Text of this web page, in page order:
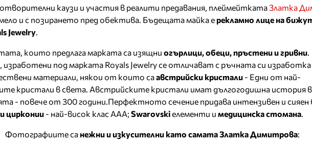
каузи и участия в реалити предавания, плеймейткатаЗлатка
и с позирането пред обектива. Бъдещата майка е рекламно лице на
Jewelry
които предлага марката са изящни огърлици, обеци, пръстени и гривни
под марката Royals Jewelry се отличават с ръчната си изработка
материали, някои от които саавстрийски кристали - Едни от най-
кристали в света. Австрийските кристали имат дългогодишна история в
- повече от 300 години.Перфектното сечение придава интензивен и сияен
цирконии - най-висок клас ААА; Swarovskiелементи и медицинска стомана
Фотографиите са нежни и изкусителни като самата Златка Димитрова: